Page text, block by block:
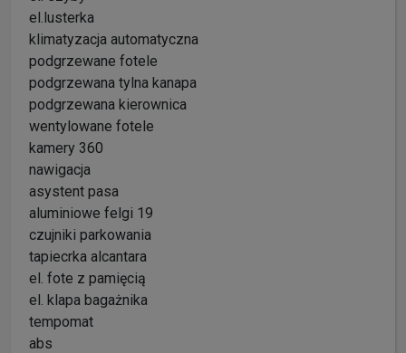
el.lusterka
klimatyzacja automatyczna
podgrzewane fotele
podgrzewana tylna kanapa
podgrzewana kierownica
wentylowane fotele
kamery 360
nawigacja
asystent pasa
aluminiowe felgi 19
czujniki parkowania
tapiecrka alcantara
el. fote z pamięcią
el. klapa bagażnika
tempomat
abs